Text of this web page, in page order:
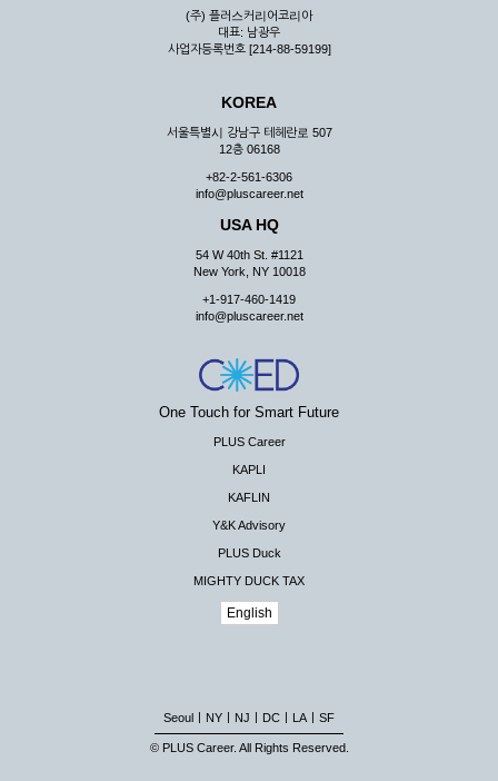
(주) 플러스커리어코리아
대표: 남광우
사업자등록번호 [214-88-59199]
KOREA
서울특별시 강남구 테헤란로 507
12층 06168
+82-2-561-6306
info@pluscareer.net
USA HQ
54 W 40th St. #1121
New York, NY 10018
+1-917-460-1419
info@pluscareer.net
One Touch for Smart Future
PLUS Career
KAPLI
KAFLIN
Y&K Advisory
PLUS Duck
MIGHTY DUCK TAX
English
Seoul NY NJ DC LA SF
© PLUS Career. All Rights Reserved.